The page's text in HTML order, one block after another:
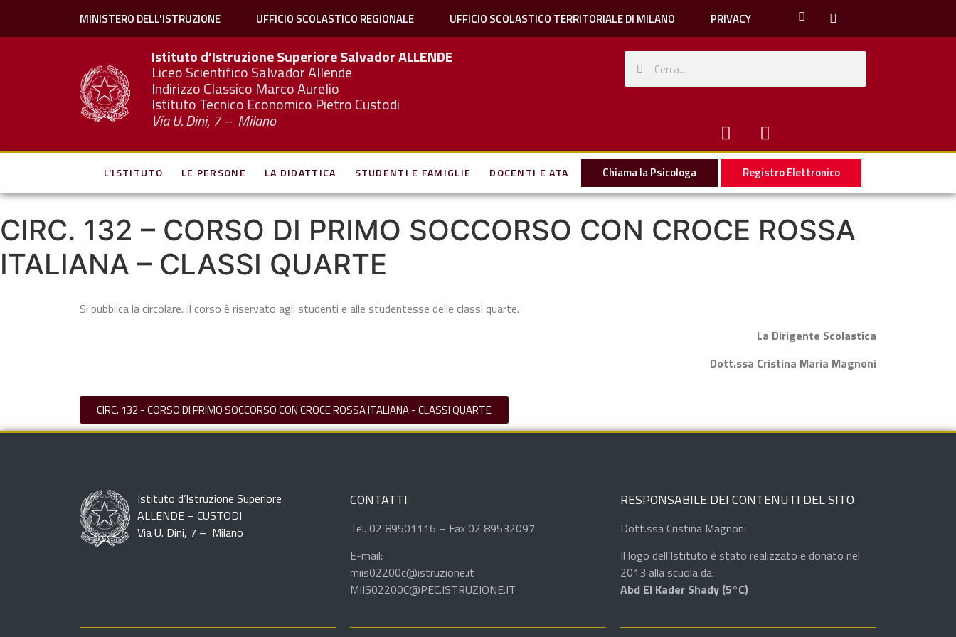
MINISTERO DELL'ISTRUZIONE UFFICIO SCOLASTICO REGIONALE UFFICIO SCOLASTICO TERRITORIALE DI MILANO PRIVACY
Istituto d’Istruzione Superiore SalvadorALLENDE
Liceo Scientifico Salvador Allende
Indirizzo Classico Marco Aurelio
Istituto Tecnico Economico Pietro Custodi
Via U. Dini, 7 – Milano
L’ISTITUTO LE PERSONE LA DIDATTICA STUDENTI E FAMIGLIE DOCENTI E ATA Chiama la Psicologa Registro Elettronico
CIRC. 132 – CORSO DI PRIMO SOCCORSO CON CROCE ROSSA
ITALIANA – CLASSI QUARTE
Si pubblica la circolare. Il corso è riservato agli studenti e alle studentesse delle classi quarte.
La Dirigente Scolastica
Dott.ssa Cristina Maria Magnoni
CIRC. 132 - CORSO DI PRIMO SOCCORSO CON CROCE ROSSA ITALIANA - CLASSI QUARTE
Istituto d’Istruzione Superiore
ALLENDE – CUSTODI
Via U. Dini, 7 – Milano
CONTATTI
Tel. 02 89501116 – Fax 02 89532097
E-mail:
miis02200c@istruzione.it
MIIS02200C@PEC.ISTRUZIONE.IT
RESPONSABILE DEI CONTENUTI DEL SITO
Dott.ssa Cristina Magnoni
Il logo dell’Istituto è stato realizzato e donato nel
2013 alla scuola da:
Abd El Kader Shady (5°C)